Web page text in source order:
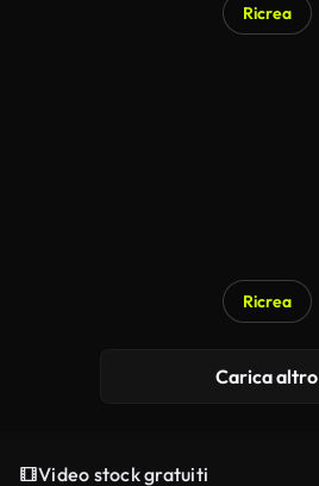
Ricrea
Ricrea
Carica altro
Video stock gratuiti